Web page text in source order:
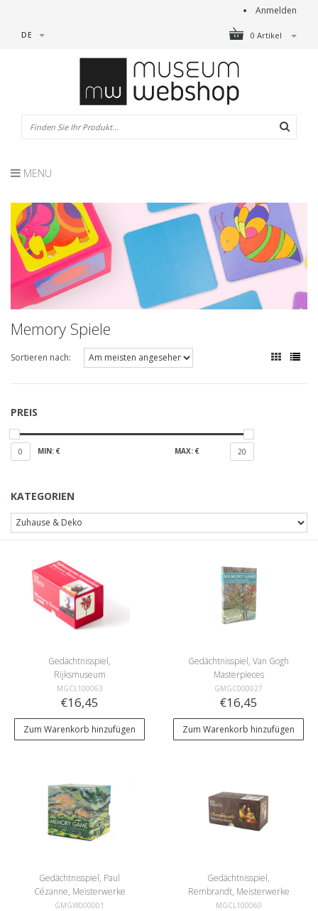
Anmelden
0 Artikel
DE
MENU
Memory Spiele
Sortieren nach:
PREIS
0 MIN: € MAX: € 20
KATEGORIEN
Gedächtnisspiel,
Rijksmuseum
Masterpieces
MGCL100063
€16,45
Zum Warenkorb hinzufügen
Gedächtnisspiel, Van Gogh
Masterpieces
GMGC000027
€16,45
Zum Warenkorb hinzufügen
Gedächtnisspiel, Paul
Cézanne, Meisterwerke
GMGW000001
Gedächtnisspiel,
Rembrandt, Meisterwerke
MGCL100060